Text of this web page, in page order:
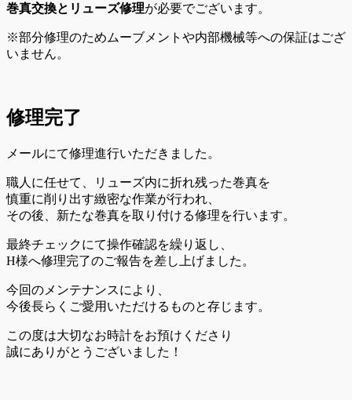
巻真交換とリューズ修理が必要でございます。
※部分修理のためムーブメントや内部機械等への保証はござ
いません。
修理完了
メールにて修理進行いただきました。
職人に任せて、リューズ内に折れ残った巻真を
慎重に削り出す緻密な作業が行われ、
その後、新たな巻真を取り付ける修理を行います。
最終チェックにて操作確認を繰り返し、
H様へ修理完了のご報告を差し上げました。
今回のメンテナンスにより、
今後長らくご愛用いただけるものと存じます。
この度は大切なお時計をお預けくださり
誠にありがとうございました！